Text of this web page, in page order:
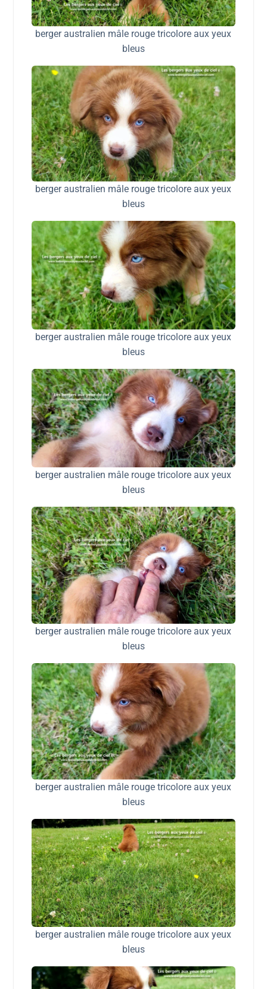
berger australien mâle rouge tricolore aux yeux
bleus
berger australien mâle rouge tricolore aux yeux
bleus
berger australien mâle rouge tricolore aux yeux
bleus
berger australien mâle rouge tricolore aux yeux
bleus
berger australien mâle rouge tricolore aux yeux
bleus
berger australien mâle rouge tricolore aux yeux
bleus
berger australien mâle rouge tricolore aux yeux
bleus